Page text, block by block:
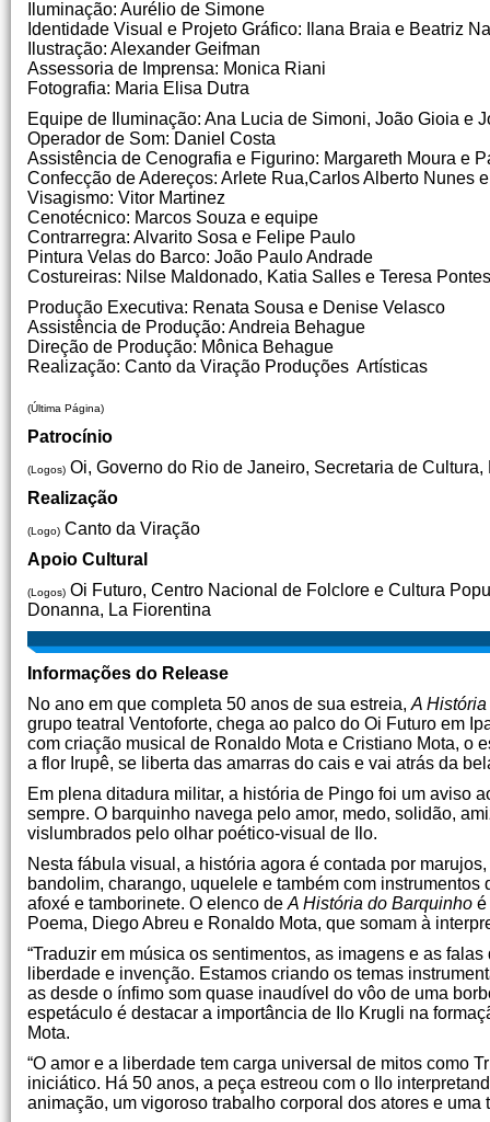
Iluminação: Aurélio de Simone
Identidade Visual e Projeto Gráfico: Ilana Braia e Beatriz
Ilustração: Alexander Geifman
Assessoria de Imprensa: Monica Riani
Fotografia: Maria Elisa Dutra
Equipe de Iluminação: Ana Lucia de Simoni, João Gioia e
Operador de Som: Daniel Costa
Assistência de Cenografia e Figurino: Margareth Moura e
Confecção de Adereços: Arlete Rua,Carlos Alberto Nunes
Visagismo: Vitor Martinez
Cenotécnico: Marcos Souza e equipe
Contrarregra: Alvarito Sosa e Felipe Paulo
Pintura Velas do Barco: João Paulo Andrade
Costureiras: Nilse Maldonado, Katia Salles e Teresa Pontes
Produção Executiva: Renata Sousa e Denise Velasco
Assistência de Produção: Andreia Behague
Direção de Produção: Mônica Behague
Realização: Canto da Viração Produções Artísticas
(Última Página)
Patrocínio
(Logos) Oi, Governo do Rio de Janeiro, Secretaria de
Realização
(Logo) Canto da Viração
Apoio Cultural
(Logos) Oi Futuro, Centro Nacional de Folclore e Cultura
Donanna, La Fiorentina
Informações do Release
No ano em que completa 50 anos de sua estreia, A
grupo teatral Ventoforte, chega ao palco do Oi Futuro em
com criação musical de Ronaldo Mota e Cristiano Mota, o
a flor Irupê, se liberta das amarras do cais e vai atrás da
Em plena ditadura militar, a história de Pingo foi um aviso
sempre. O barquinho navega pelo amor, medo, solidão,
vislumbrados pelo olhar poético-visual de Ilo.
Nesta fábula visual, a história agora é contada por
bandolim, charango, uquelele e também com
afoxé e tamborinete. O elenco de A História do Barquinho é
Poema, Diego Abreu e Ronaldo Mota, que somam à
“Traduzir em música os sentimentos, as imagens e as
liberdade e invenção. Estamos criando os temas
as desde o ínfimo som quase inaudível do vôo de uma
espetáculo é destacar a importância de Ilo Krugli na
Mota.
“O amor e a liberdade tem carga universal de mitos como
iniciático. Há 50 anos, a peça estreou com o Ilo
animação, um vigoroso trabalho corporal dos atores e